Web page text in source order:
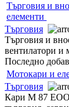
Търговия и
елементи
Търговия
Търговия и
вентилатори и
Последно
Мотокари и
Търговия
Кари М 87